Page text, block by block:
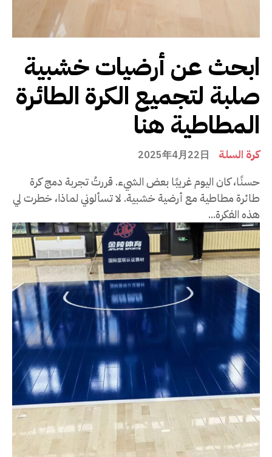
ابحث عن أرضيات خشبية
صلبة لتجميع الكرة الطائرة
المطاطية هنا
كرة السلة 2025年4月22日
حسنًا، كان اليوم غريبًا بعض الشيء. قررتُ تجربة دمج كرة
طائرة مطاطية مع أرضية خشبية. لا تسألوني لماذا، خطرت لي
هذه الفكرة...